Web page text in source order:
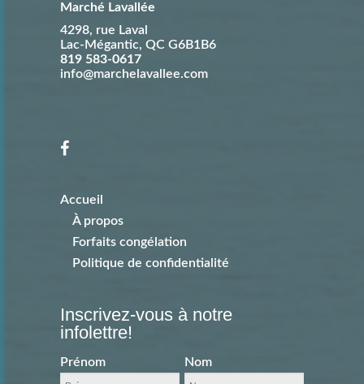
Marché Lavallée
4298, rue Laval
Lac-Mégantic, QC G6B1B6
819 583-0617
info@marchelavallee.com
Accueil
À propos
Forfaits congélation
Politique de confidentialité
Inscrivez-vous à notre
infolettre!
Prénom Nom